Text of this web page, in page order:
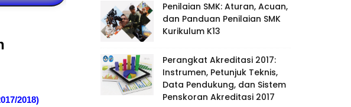
2018)
Penilaian SMK: Aturan, Acuan,
dan Panduan Penilaian SMK
Kurikulum K13
Perangkat Akreditasi 2017:
Instrumen, Petunjuk Teknis,
Data Pendukung, dan Sistem
Penskoran Akreditasi 2017